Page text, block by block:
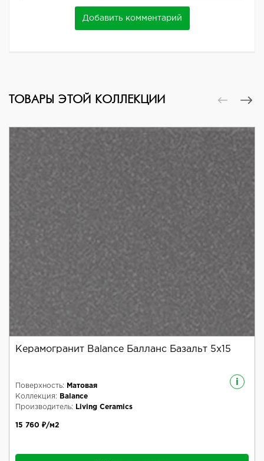
Добавить комментарий
ТОВАРЫ ЭТОЙ КОЛЛЕКЦИИ
Керамогранит Balance Балланс Базальт 5x15
i
Поверхность:
Матовая
Коллекция:
Balance
Производитель:
Living Ceramics
15 760 ₽/м2